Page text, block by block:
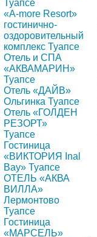
Туапсе
«A-more Resort»
гостинично-
оздоровительный
комплекс Туапсе
Отель и СПА
«АКВАМАРИН»
Туапсе
Отель «ДАЙВ»
Ольгинка Туапсе
Отель «ГОЛДЕН
РЕЗОРТ»
Туапсе
Гостиница
«ВИКТОРИЯ Inal
Bay» Туапсе
ОТЕЛЬ «АКВА
ВИЛЛА»
Лермонтово
Туапсе
Гостиница
«МАРСЕЛЬ»